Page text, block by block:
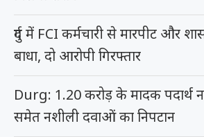
दुर्ग में FCI कर्मचारी से मारपीट और
बाधा, दो आरोपी गिरफ्तार
Durg: 1.20 करोड़ के मादक पदार्थ
समेत नशीली दवाओं का निपटान